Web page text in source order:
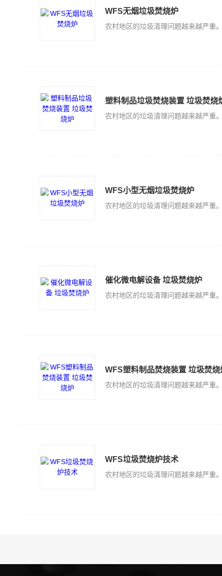
WFS无烟垃圾焚烧炉
塑料制品垃圾焚烧装置 垃圾焚烧
WFS小型无烟垃圾焚烧炉
催化微电解设备 垃圾焚烧炉
WFS塑料制品焚烧装置 垃圾焚烧
WFS垃圾焚烧炉技术